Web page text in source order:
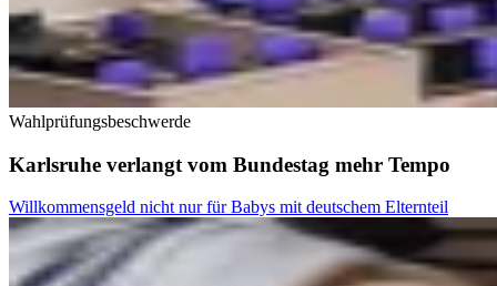
Wahlprüfungsbeschwerde
Karlsruhe verlangt vom Bundestag mehr Tempo
Willkommensgeld nicht nur für Babys mit deutschem Elternteil